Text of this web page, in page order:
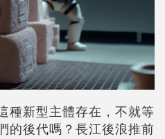
種新型主體存在，不就等
的後代嗎？長江後浪推前